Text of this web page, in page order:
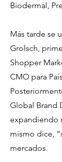
Biodermal,
Más tarde se
Grolsch,
Shopper
CMO para
Global Brand
expandiendo
mismo dice,
mercados.